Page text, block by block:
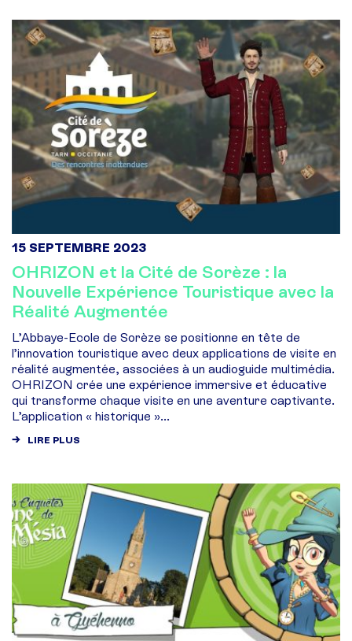
15 SEPTEMBRE 2023
OHRIZON et la Cité de Sorèze : la
Nouvelle Expérience Touristique avec la
Réalité Augmentée
L’Abbaye-Ecole de Sorèze se positionne en tête de
l’innovation touristique avec deux applications de visite en
réalité augmentée, associées à un audioguide multimédia.
OHRIZON crée une expérience immersive et éducative
qui transforme chaque visite en une aventure captivante.
L’application « historique »...
LIRE PLUS